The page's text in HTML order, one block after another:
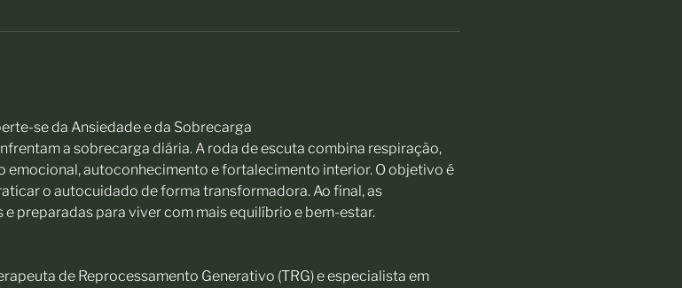
se da Ansiedade e da Sobrecarga
a sobrecarga diária. A roda de escuta combina respiração,
emocional, autoconhecimento e fortalecimento interior. O objetivo é
o autocuidado de forma transformadora. Ao final, as
preparadas para viver com mais equilíbrio e bem-estar.
de Reprocessamento Generativo (TRG) e especialista em